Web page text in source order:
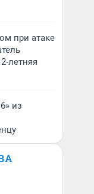
при атаке
летняя
из